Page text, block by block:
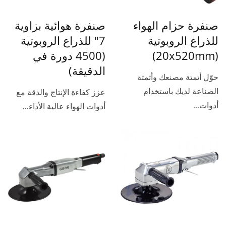
صنفرة حزام الهواء
للذراع الروبوتية
(20x520mm)
حوّل أتمتة مصنعك وأتمتة
الصناعة لديك باستخدام
أدوات...
صنفرة هوائية بزاوية
7" للذراع الروبوتية
(4500 دورة في
الدقيقة)
عزز كفاءة الإنتاج والدقة مع
أدوات الهواء عالية الأداء...